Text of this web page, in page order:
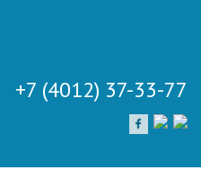
+7 (4012) 37-33-77